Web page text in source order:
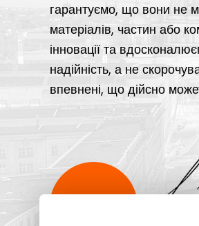
гарантуємо, що вони не
матеріалів, частин або
інновації та
надійність, а не
впевнені, що дійсно